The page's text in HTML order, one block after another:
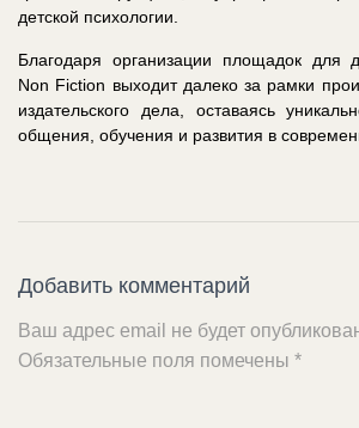
детской психологии.
Благодаря организации площадок для
Non Fiction выходит далеко за рамки
издательского дела, оставаясь
общения, обучения и развития в
Добавить комментарий
Ваш адрес email не будет
Обязательные поля помечены *